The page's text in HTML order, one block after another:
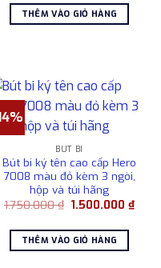
là:
1.750.000 ₫.
THÊM VÀO GIỎ HÀNG
BÚT BI
Bút bi ký tên cao cấp Hero
7008 màu đỏ kèm 3 ngòi,
hộp và túi hãng
1.750.000₫ Giá
1.750.000 ₫.
1.500.000₫Giá
hiện
THÊM VÀO GIỎ HÀNG